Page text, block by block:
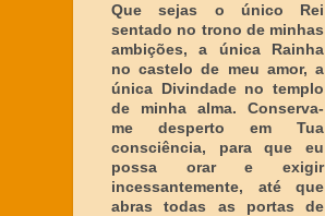
Que sejas o único Rei
sentado no trono de minhas
ambições, a única Rainha
no castelo de meu amor, a
única Divindade no templo
de minha alma. Conserva-
me desperto em Tua
consciência, para que eu
possa orar e exigir
incessantemente, até que
abras todas as portas de